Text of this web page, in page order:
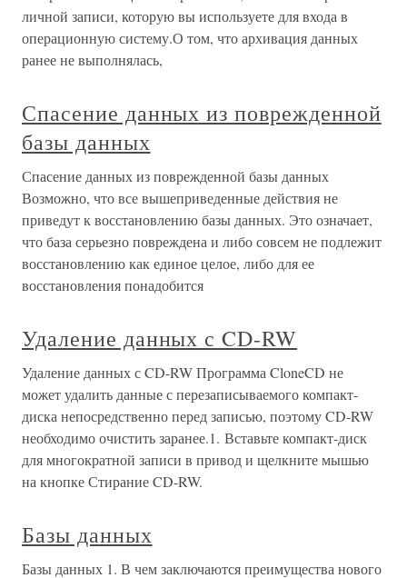
личной записи, которую вы используете для входа в
операционную систему.О том, что архивация данных
ранее не выполнялась,
Спасение данных из поврежденной
базы данных
Спасение данных из поврежденной базы данных
Возможно, что все вышеприведенные действия не
приведут к восстановлению базы данных. Это означает,
что база серьезно повреждена и либо совсем не подлежит
восстановлению как единое целое, либо для ее
восстановления понадобится
Удаление данных с CD-RW
Удаление данных с CD-RW Программа CloneCD не
может удалить данные с перезаписываемого компакт-
диска непосредственно перед записью, поэтому CD-RW
необходимо очистить заранее.1. Вставьте компакт-диск
для многократной записи в привод и щелкните мышью
на кнопке Стирание CD-RW.
Базы данных
Базы данных 1. В чем заключаются преимущества нового